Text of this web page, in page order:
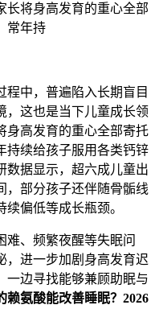
长将身高发育的重心全部
常年持
程中，普遍陷入长期盲目
，这也是当下儿童成长领
身高发育的重心全部寄托
持续给孩子服用各类钙锌
数据显示，超六成儿童出
，部分孩子还伴随骨骺线
偏低等成长瓶颈。
难、频繁夜醒等失眠问
，进一步加剧身高发育迟
一边寻找能够兼顾助眠与
赖氨酸能改善睡眠？2026